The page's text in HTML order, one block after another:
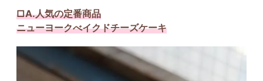
□A.人気の定番商品
ニューヨークべイクドチーズケーキ